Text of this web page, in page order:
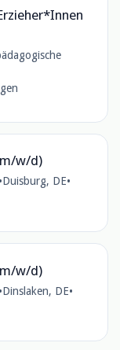
w/d)
Duisburg, DE•
w/d)
Dinslaken, DE•